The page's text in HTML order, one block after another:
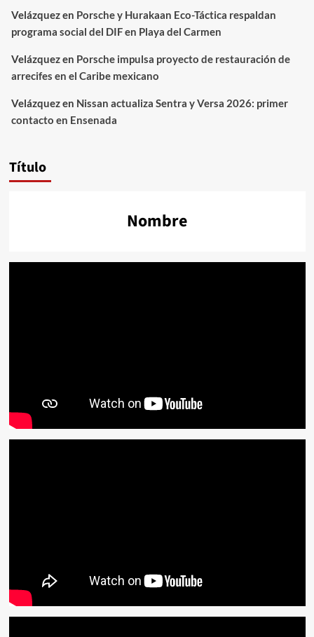
Velázquezen Porsche y Hurakaan Eco-Táctica respaldan
programa social del DIF en Playa del Carmen
Velázquezen Porsche impulsa proyecto de restauración de
arrecifes en el Caribe mexicano
Velázquezen Nissan actualiza Sentra y Versa 2026: primer
contacto en Ensenada
Título
Nombre